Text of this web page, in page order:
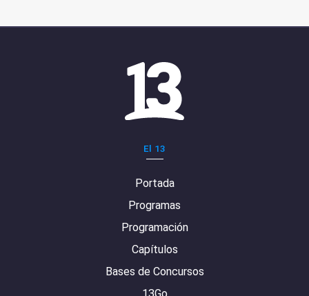
El 13
Portada
Programas
Programación
Capítulos
Bases de Concursos
13Go